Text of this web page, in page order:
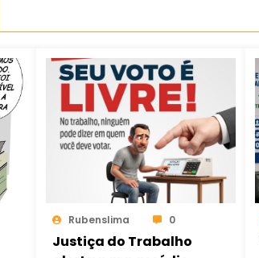
Rubenslima 0
Justiça do Trabalho